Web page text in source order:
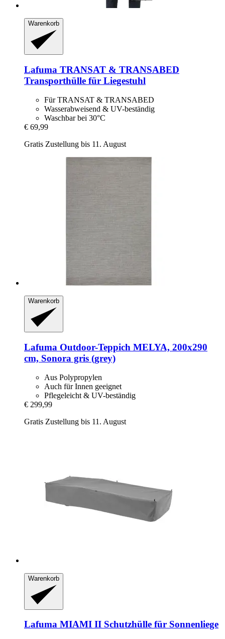
Warenkorb
Lafuma TRANSAT & TRANSABED
Transporthülle für Liegestuhl
Für TRANSAT & TRANSABED
Wasserabweisend & UV-beständig
Waschbar bei 30°C
€ 69,99
Gratis Zustellung bis 11. August
Warenkorb
Lafuma Outdoor-​Teppich MELYA, 200x290
cm, Sonora gris (grey)
Aus Polypropylen
Auch für Innen geeignet
Pflegeleicht & UV-beständig
€ 299,99
Gratis Zustellung bis 11. August
Warenkorb
Lafuma MIAMI II Schutzhülle für Sonnenliege